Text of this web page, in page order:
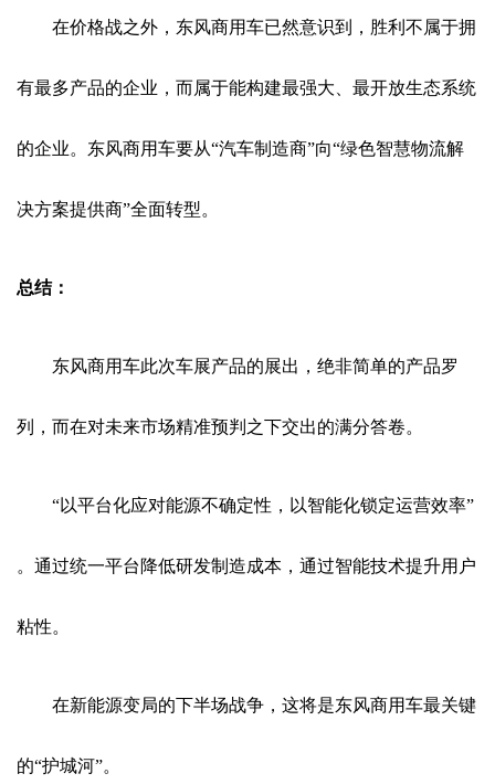
在价格战之外，东风商用车已然意识到，胜利不属于拥
有最多产品的企业，而属于能构建最强大、最开放生态系统
的企业。东风商用车要从“汽车制造商”向“绿色智慧物流解
决方案提供商”全面转型。
总结：
东风商用车此次车展产品的展出，绝非简单的产品罗
列，而在对未来市场精准预判之下交出的满分答卷。
“以平台化应对能源不确定性，以智能化锁定运营效率”
。通过统一平台降低研发制造成本，通过智能技术提升用户
粘性。
在新能源变局的下半场战争，这将是东风商用车最关键
的“护城河”。